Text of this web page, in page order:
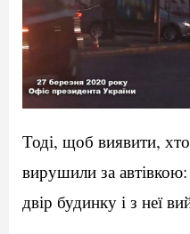
Тоді, щоб виявити,
вирушили за автівкою:
двір будинку і з неї